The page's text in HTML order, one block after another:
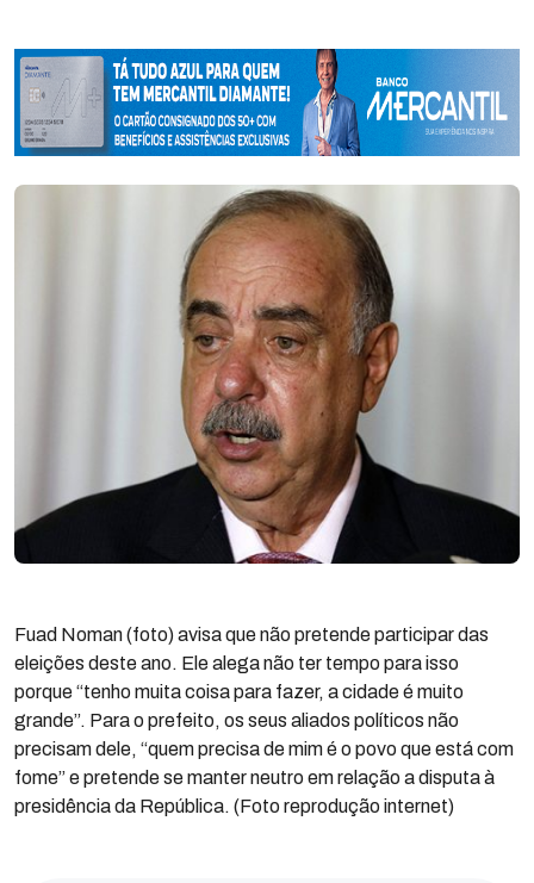
Fuad Noman (foto) avisa que não pretende participar das
eleições deste ano. Ele alega não ter tempo para isso
porque “tenho muita coisa para fazer, a cidade é muito
grande”. Para o prefeito, os seus aliados políticos não
precisam dele, “quem precisa de mim é o povo que está com
fome” e pretende se manter neutro em relação a disputa à
presidência da República. (Foto reprodução internet)